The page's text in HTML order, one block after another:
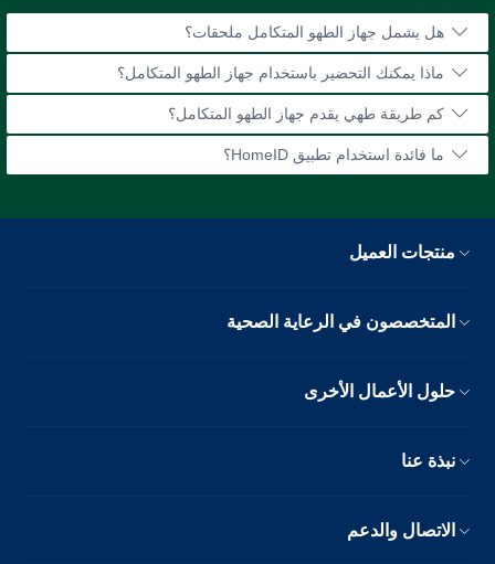
هل يشمل جهاز الطهو المتكامل ملحقات؟
ماذا يمكنك التحضير باستخدام جهاز الطهو المتكامل؟
كم طريقة طهي يقدم جهاز الطهو المتكامل؟
ما فائدة استخدام تطبيق HomeID؟
منتجات العميل
المتخصصون في الرعاية الصحية
حلول الأعمال الأخرى
نبذة عنا
الاتصال والدعم